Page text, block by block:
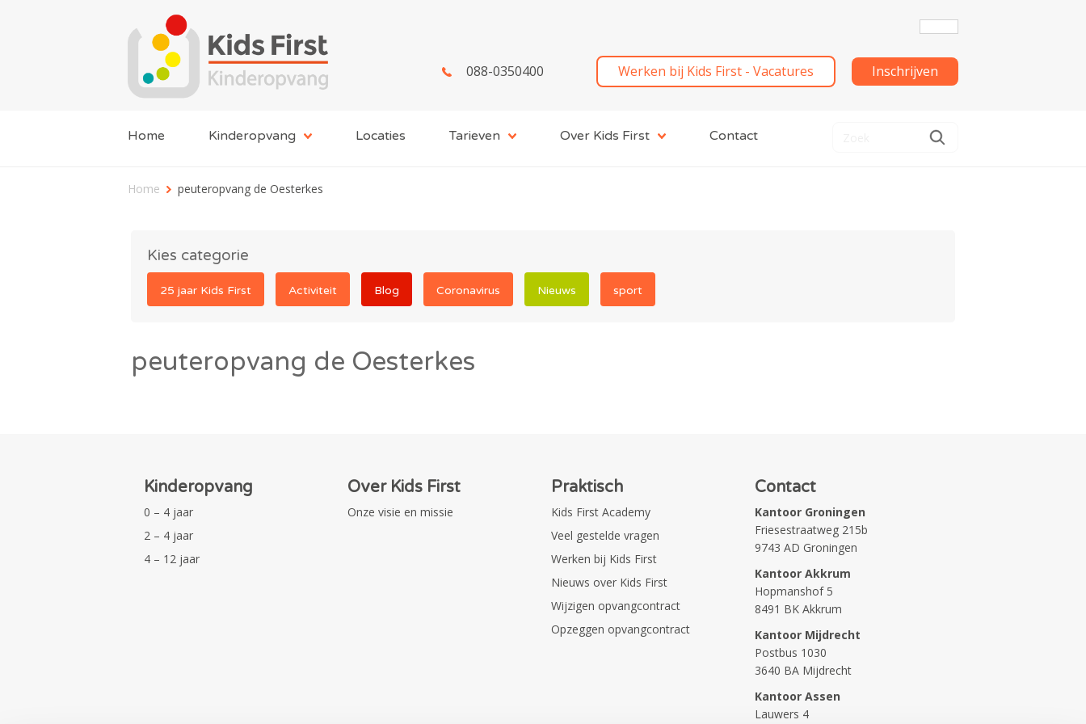
088-0350400 Werken bij Kids First - Vacatures Inschrijven
Home Kinderopvang Locaties Tarieven Over Kids First Contact
Home peuteropvang de Oesterkes
Kies categorie
25 jaar Kids First Activiteit Blog Coronavirus Nieuws sport
peuteropvang de Oesterkes
Kinderopvang
0 – 4 jaar
2 – 4 jaar
4 – 12 jaar
Over Kids First
Onze visie en missie
Praktisch
Kids First Academy
Veel gestelde vragen
Werken bij Kids First
Nieuws over Kids First
Wijzigen opvangcontract
Opzeggen opvangcontract
Contact
Kantoor Groningen
Friesestraatweg 215b
9743 AD Groningen
Kantoor Akkrum
Hopmanshof 5
8491 BK Akkrum
Kantoor Mijdrecht
Postbus 1030
3640 BA Mijdrecht
Kantoor Assen
Lauwers 4